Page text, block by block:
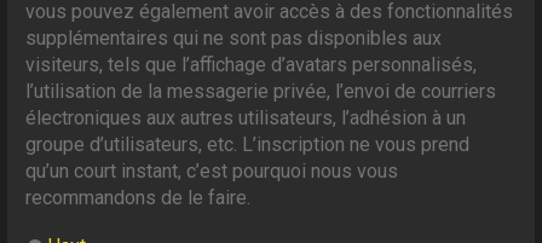
vous pouvez également avoir accès à des fonctionnalités
supplémentaires qui ne sont pas disponibles aux
visiteurs, tels que l’affichage d’avatars personnalisés,
l’utilisation de la messagerie privée, l’envoi de courriers
électroniques aux autres utilisateurs, l’adhésion à un
groupe d’utilisateurs, etc. L’inscription ne vous prend
qu’un court instant, c’est pourquoi nous vous
recommandons de le faire.